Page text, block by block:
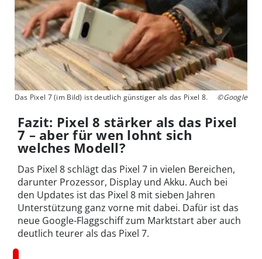
Das Pixel 7 (im Bild) ist deutlich günstiger als das Pixel 8. ©Google
Fazit: Pixel 8 stärker als das Pixel
7 – aber für wen lohnt sich
welches Modell?
Das Pixel 8 schlägt das Pixel 7 in vielen Bereichen,
darunter Prozessor, Display und Akku. Auch bei
den Updates ist das Pixel 8 mit sieben Jahren
Unterstützung ganz vorne mit dabei. Dafür ist das
neue Google-Flaggschiff zum Marktstart aber auch
deutlich teurer als das Pixel 7.